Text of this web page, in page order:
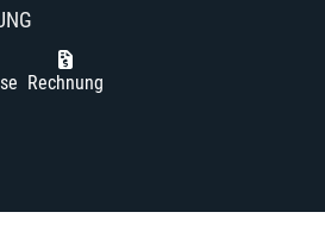
Rechnung